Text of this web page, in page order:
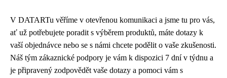
V DATARTu věříme v otevřenou komunikaci a jsme tu pro vás,
ať už potřebujete poradit s výběrem produktů, máte dotazy k
vaší objednávce nebo se s námi chcete podělit o vaše zkušenosti.
Náš tým zákaznické podpory je vám k dispozici 7 dní v týdnu a
je připravený zodpovědět vaše dotazy a pomoci vám s